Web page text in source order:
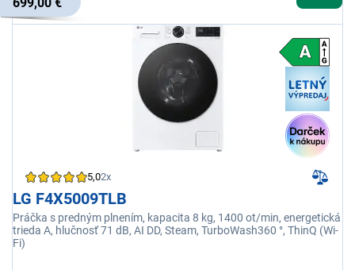
5,02x
LG F4X5009TLB
Práčka s predným plnením, kapacita 8 kg, 1400 ot/min, energetická
trieda A, hlučnosť 71 dB, AI DD, Steam, TurboWash360 °, ThinQ (Wi-
Fi)